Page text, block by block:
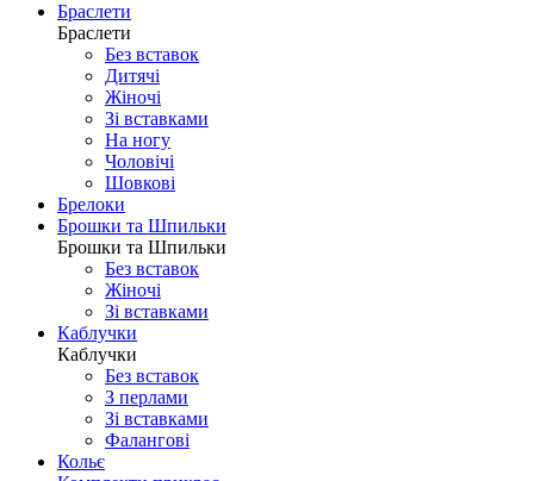
Браслети
Браслети
Без вставок
Дитячі
Жіночі
Зі вставками
На ногу
Чоловічі
Шовковi
Брелоки
Брошки та Шпильки
Брошки та Шпильки
Без вставок
Жіночі
Зі вставками
Каблучки
Каблучки
Без вставок
З перлами
Зі вставками
Фаланговi
Кольє